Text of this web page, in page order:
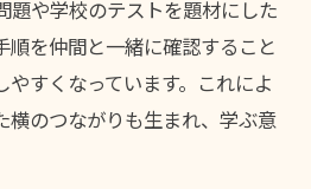
題や学校のテストを題材にした
順を仲間と一緒に確認すること
すくなっています。これによ
横のつながりも生まれ、学ぶ意